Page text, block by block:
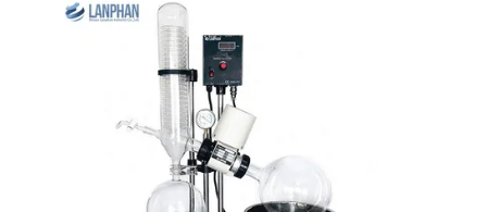
POLÍTICA
PRIVACIDADE